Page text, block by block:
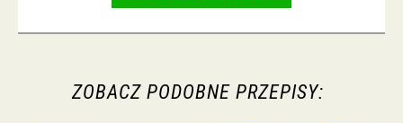
ZOBACZ PODOBNE PRZEPISY: